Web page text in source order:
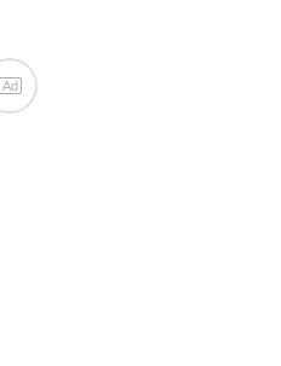
Ad